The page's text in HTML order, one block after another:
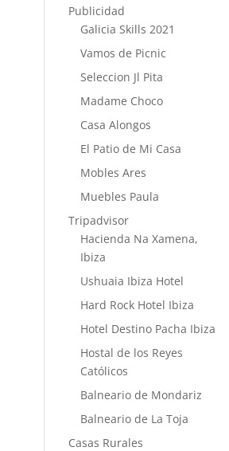
Publicidad
Galicia Skills 2021
Vamos de Picnic
Seleccion Jl Pita
Madame Choco
Casa Alongos
El Patio de Mi Casa
Mobles Ares
Muebles Paula
Tripadvisor
Hacienda Na Xamena,
Ibiza
Ushuaia Ibiza Hotel
Hard Rock Hotel Ibiza
Hotel Destino Pacha Ibiza
Hostal de los Reyes
Católicos
Balneario de Mondariz
Balneario de La Toja
Casas Rurales